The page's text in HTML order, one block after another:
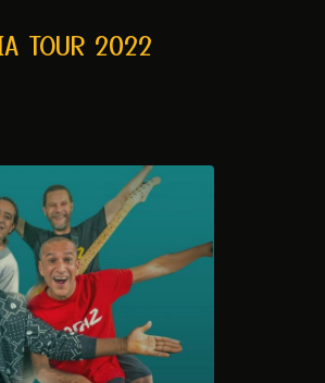
TOUR 2022